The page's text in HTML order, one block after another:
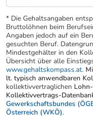
* Die Gehaltsangaben
Bruttolöhnen beim
Angaben jedoch auf ein
gesuchten Beruf.
Mindestgehälter in den
Übersicht über alle
www.gehaltskompass.at.
lt. typisch anwendbaren
kollektivvertraglichen
Kollektivvertrags-
Gewerkschaftsbundes
Österreich (WKÖ).